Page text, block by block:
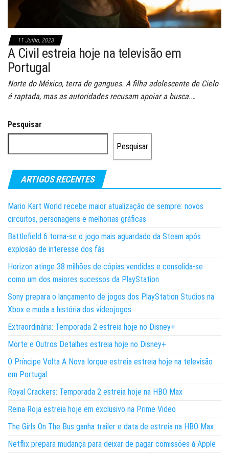
11 Julho, 2023
A Civil estreia hoje na televisão em
Portugal
Norte do México, terra de gangues. A filha adolescente de Cielo
é raptada, mas as autoridades recusam apoiar a busca.…
Pesquisar
Pesquisar
ARTIGOS RECENTES
Mario Kart World recebe maior atualização de sempre: novos
circuitos, personagens e melhorias gráficas
Battlefield 6 torna-se o jogo mais aguardado da Steam após
explosão de interesse dos fãs
Horizon atinge 38 milhões de cópias vendidas e consolida-se
como um dos maiores sucessos da PlayStation
Sony prepara o lançamento de jogos dos PlayStation Studios na
Xbox e muda a história dos videojogos
Extraordinária: Temporada 2 estreia hoje no Disney+
Morte e Outros Detalhes estreia hoje no Disney+
O Príncipe Volta A Nova Iorque estreia estreia hoje na televisão
em Portugal
Royal Crackers: Temporada 2 estreia hoje na HBO Max
Reina Roja estreia hoje em exclusivo na Prime Video
The Girls On The Bus ganha trailer e data de estreia na HBO Max
Netflix prepara mudança para deixar de pagar comissões à Apple